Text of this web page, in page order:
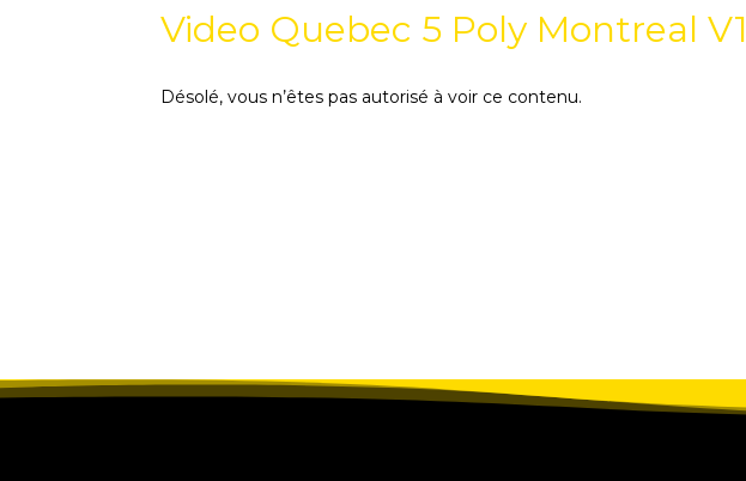
Video Quebec 5 Poly Montreal V1
Désolé, vous n’êtes pas autorisé à voir ce contenu.